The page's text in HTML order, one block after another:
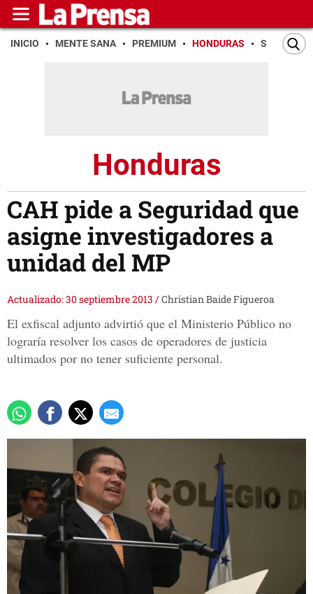
INICIO MENTE SANA PREMIUM HONDURAS SAN PEDRO
Honduras
CAH pide a Seguridad que
asigne investigadores a
unidad del MP
Actualizado: 30 septiembre 2013 /Christian Baide Figueroa
El exfiscal adjunto advirtió que el Ministerio Público no
lograría resolver los casos de operadores de justicia
ultimados por no tener suficiente personal.